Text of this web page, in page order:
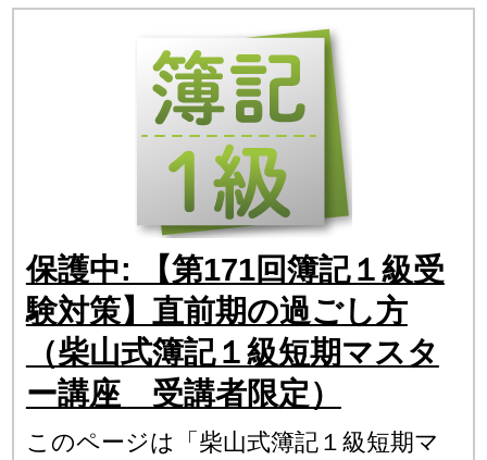
保護中: 【第171回簿記１級受
験対策】直前期の過ごし方
（柴山式簿記１級短期マスタ
ー講座 受講者限定）
このページは「柴山式簿記１級短期マ